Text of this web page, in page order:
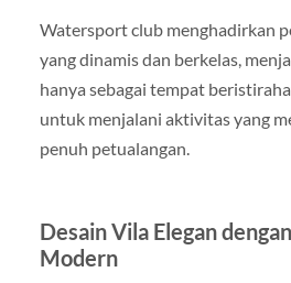
Watersport club menghadirkan
yang dinamis dan berkelas,
hanya sebagai tempat
untuk menjalani aktivitas yang
penuh petualangan.
Desain Vila Elegan
Modern